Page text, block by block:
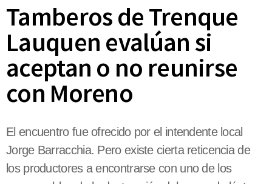
Tamberos de Trenque
Lauquen evalúan si
aceptan o no reunirse
con Moreno
El encuentro fue ofrecido por el intendente local
Jorge Barracchia. Pero existe cierta reticencia de
los productores a encontrarse con uno de los